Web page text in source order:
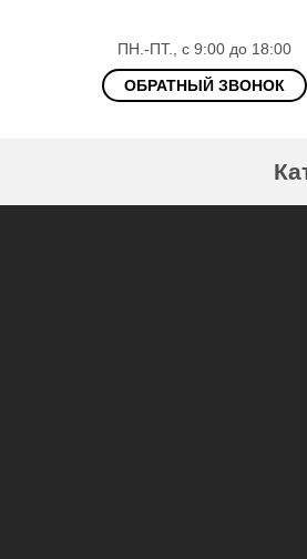
ПН.-ПТ., с 9:00 до 18:00
ОБРАТНЫЙ ЗВОНОК